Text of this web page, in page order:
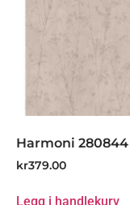
Harmoni 280844
kr379.00
Legg i handlekurv